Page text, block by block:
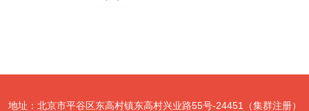
地址：北京市平谷区东高村镇东高村兴业路55号-24451（集群注册）